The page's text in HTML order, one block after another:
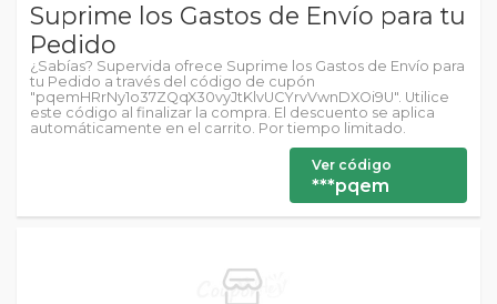
Suprime los Gastos de Envío para tu
Pedido
¿Sabías? Supervida ofrece Suprime los Gastos de Envío para
tu Pedido a través del código de cupón
"pqemHRrNy1o37ZQqX30vyJtKlvUCYrvVwnDXOi9U". Utilice
este código al finalizar la compra. El descuento se aplica
automáticamente en el carrito. Por tiempo limitado.
Ver código
***pqem